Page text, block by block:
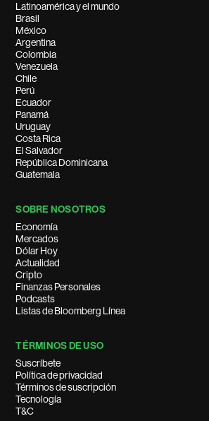
Latinoamérica y el mundo
Brasil
México
Argentina
Colombia
Venezuela
Chile
Perú
Ecuador
Panamá
Uruguay
Costa Rica
El Salvador
República Dominicana
Guatemala
SOBRE NOSOTROS
Economía
Mercados
Dólar Hoy
Actualidad
Cripto
Finanzas Personales
Podcasts
Listas de Bloomberg Línea
TÉRMINOS DE USO
Suscríbete
Política de privacidad
Términos de suscripción
Tecnología
T&C